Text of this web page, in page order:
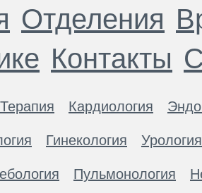
Отделения
Контакты
Терапия Кардиология
Гинекология Урология
Пульмонология